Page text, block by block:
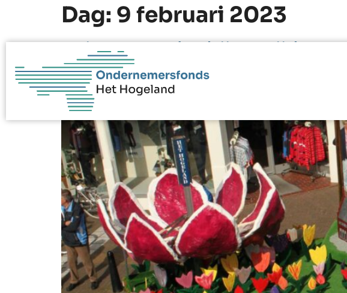
Dag: 9 februari 2023
Ruimte voor bedrijven tijdens